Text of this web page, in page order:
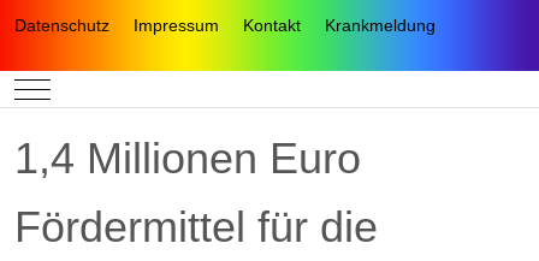
Datenschutz Impressum Kontakt Krankmeldung
Mobile Menu Toggle
1,4 Millionen Euro
Fördermittel für die